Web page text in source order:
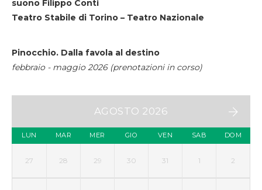
suono Filippo Conti
Teatro Stabile di Torino – Teatro Nazionale
Pinocchio. Dalla favola al destino
febbraio - maggio 2026 (prenotazioni in corso)
AGOSTO 2026
LUN MAR MER GIO VEN SAB DOM
27 28 29 30 31 1 2